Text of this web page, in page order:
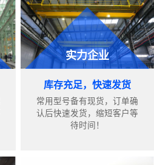
实力企业
库存充足，快速发货
常用型号备有现货，订单确
认后快速发货，缩短客户等
待时间！